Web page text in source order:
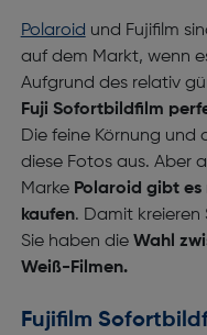
Polaroid und Fujifilm
auf dem Markt, wenn
Aufgrund des relativ
Fuji Sofortbildfilm
Die feine Körnung und
diese Fotos aus. Aber
Marke Polaroid gibt
kaufen. Damit kreieren
Sie haben die Wahl
Weiß-Filmen.
Fujifilm